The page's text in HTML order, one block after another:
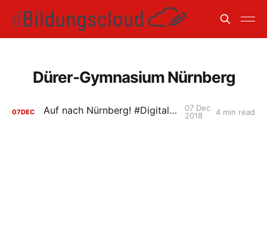
Dürer-Gymnasium Nürnberg
07DEC Auf nach Nürnberg! #DigitalGipfel18
07 Dec
2018
4 min read